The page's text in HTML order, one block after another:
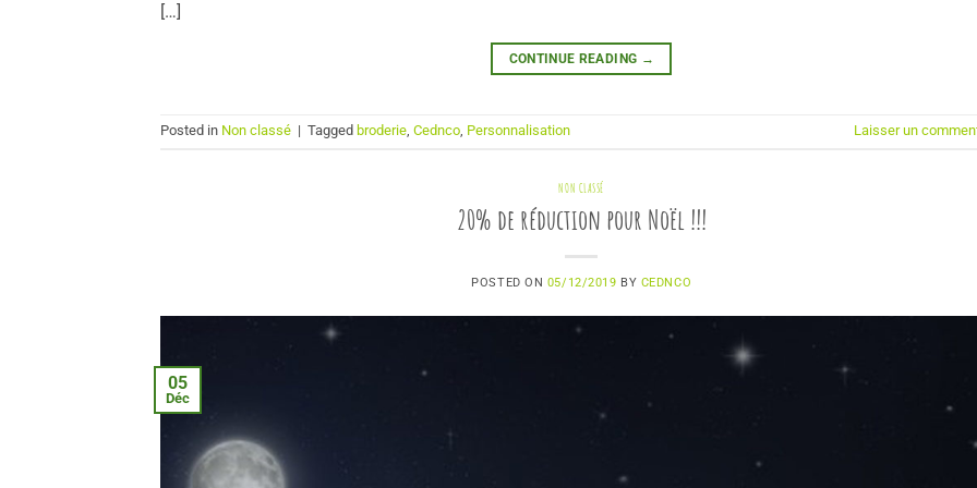
[…]
CONTINUE READING →
Posted in Non classé | Tagged broderie, Cednco, Personnalisation Laisser un
NON CLASSÉ
20% de réduction pour Noël !!!
POSTED ON 05/12/2019 BY CEDNCO
05
Déc